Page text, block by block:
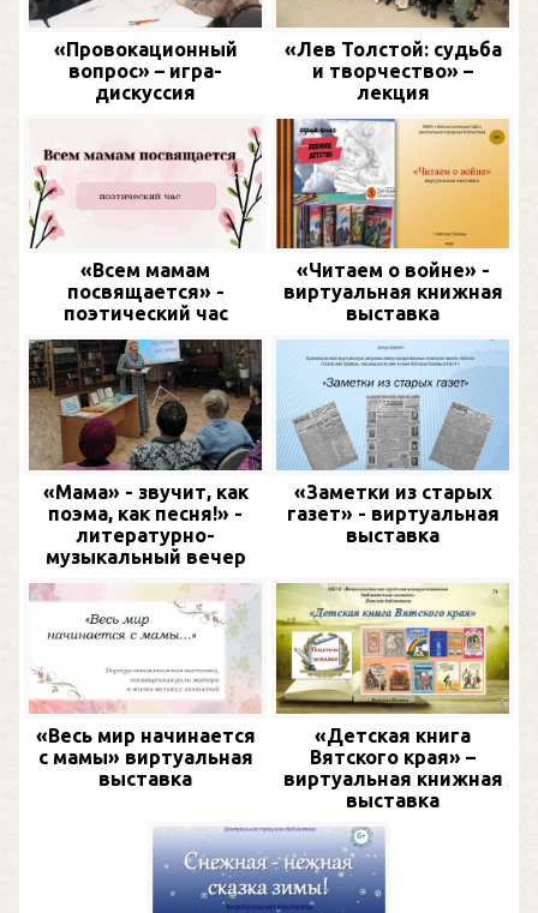
«Провокационный
вопрос» – игра-
дискуссия
«Лев Толстой: судьба
и творчество» –
лекция
«Всем мамам
посвящается» -
поэтический час
«Читаем о войне» -
виртуальная книжная
выставка
«Мама» - звучит, как
поэма, как песня!» -
литературно-
музыкальный вечер
«Заметки из старых
газет» - виртуальная
выставка
«Весь мир начинается
с мамы» виртуальная
выставка
«Детская книга
Вятского края» –
виртуальная книжная
выставка